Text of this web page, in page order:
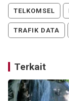
TELKOMSEL
TRAFIK DATA
Terkait